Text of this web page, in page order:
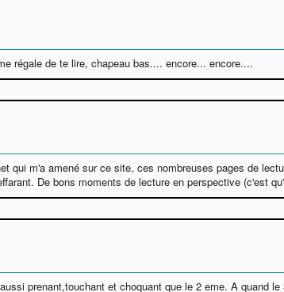
régale de te lire, chapeau bas.... encore... encore....
qui m'a amené sur ce site, ces nombreuses pages de
De bons moments de lecture en perspective (c'est
prenant,touchant et choquant que le 2 eme. A quand